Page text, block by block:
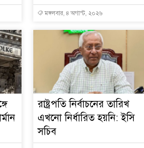
মঙ্গলবার, ৪ অগাস্ট, ২০২৬
রাষ্ট্রপতি নির্বাচনের তারিখ
এখনো নির্ধারিত হয়নি: ইসি
সচিব